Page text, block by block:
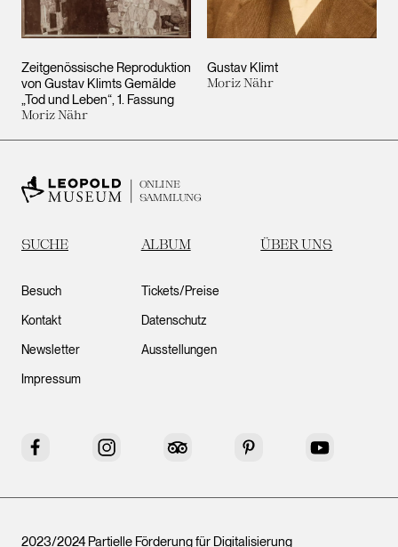
Zeitgenössische Reproduktion
von Gustav Klimts Gemälde
„Tod und Leben“, 1. Fassung
Moriz Nähr
Gustav Klimt
Moriz Nähr
ONLINE
SAMMLUNG
SUCHE ALBUM ÜBER UNS
Besuch
Kontakt
Newsletter
Impressum
Tickets/Preise
Datenschutz
Ausstellungen
Facebook Instagram Tripadvisor Pinterest YouTube
2023/2024 Partielle Förderung für Digitalisierung